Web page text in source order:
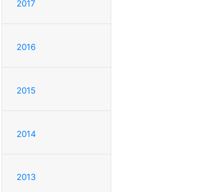
2017
2016
2015
2014
2013